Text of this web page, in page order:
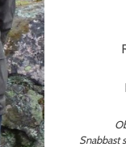
Snabbast